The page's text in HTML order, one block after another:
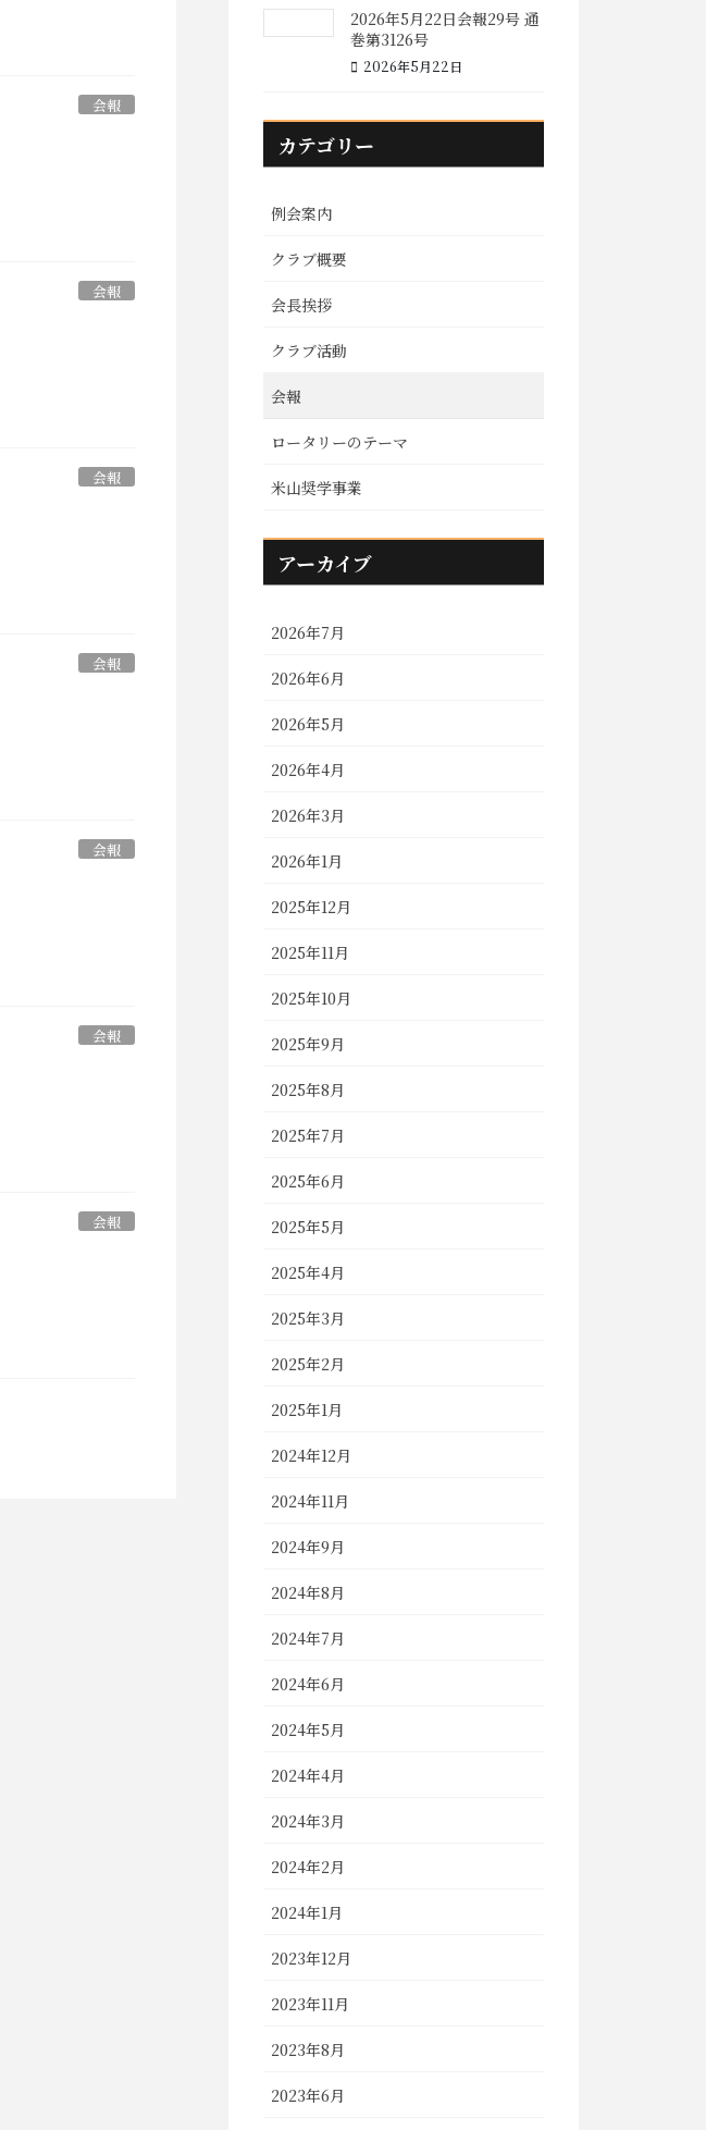
会報
会報
会報
会報
会報
会報
会報
2026年5月22日会報29号 通
巻第3126号
2026年5月22日
カテゴリー
例会案内
クラブ概要
会長挨拶
クラブ活動
会報
ロータリーのテーマ
米山奨学事業
アーカイブ
2026年7月
2026年6月
2026年5月
2026年4月
2026年3月
2026年1月
2025年12月
2025年11月
2025年10月
2025年9月
2025年8月
2025年7月
2025年6月
2025年5月
2025年4月
2025年3月
2025年2月
2025年1月
2024年12月
2024年11月
2024年9月
2024年8月
2024年7月
2024年6月
2024年5月
2024年4月
2024年3月
2024年2月
2024年1月
2023年12月
2023年11月
2023年8月
2023年6月